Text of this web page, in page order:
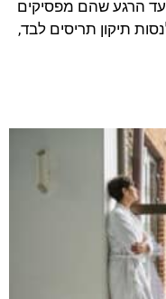
ההבדל בין
לכל סוג חלון יש
שונים. במדריך הזה